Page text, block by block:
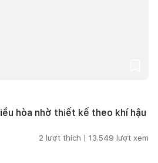
hòa nhờ thiết kế theo khí hậu
2 lượt thích | 13.549 lượt xem